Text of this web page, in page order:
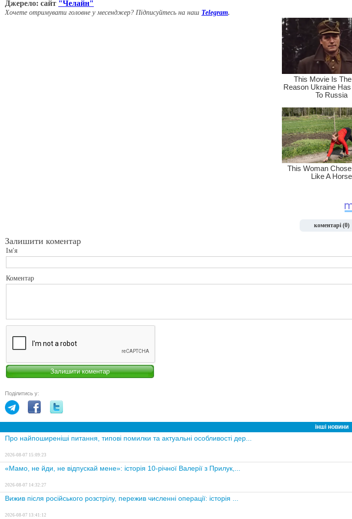
Джерело: сайт "Челайн"
Хочете отримувати головне у месенджер? Підписуйтесь на наш Telegram.
коментарі (0)
Залишити коментар
Ім'я
Коментар
Поділитись у:
інші новини
Про найпоширеніші питання, типові помилки та актуальні особливості дер...
2026-08-07 15:09:23
«Мамо, не йди, не відпускай мене»: історія 10-річної Валерії з Прилук,...
2026-08-07 14:32:27
Вижив після російського розстрілу, пережив численні операції: історія ...
2026-08-07 13:41:12